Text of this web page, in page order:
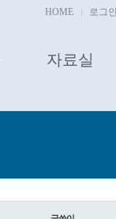
HOME 로그인
자료실